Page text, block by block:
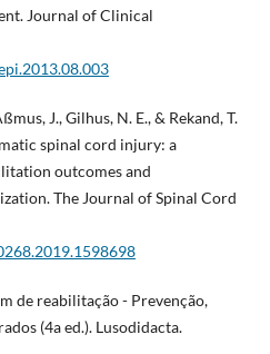
Journal of Clinical
J., Gilhus, N. E., & Rekand, T.
spinal cord injury: a
outcomes and
The Journal of Spinal Cord
de reabilitação - Prevenção,
(4a ed.). Lusodidacta.